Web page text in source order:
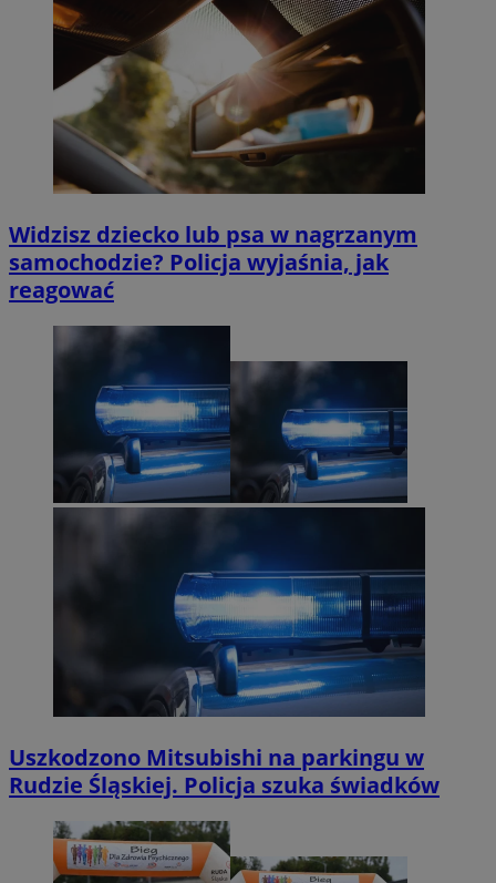
Widzisz dziecko lub psa w nagrzanym
samochodzie? Policja wyjaśnia, jak
reagować
Uszkodzono Mitsubishi na parkingu w
Rudzie Śląskiej. Policja szuka świadków